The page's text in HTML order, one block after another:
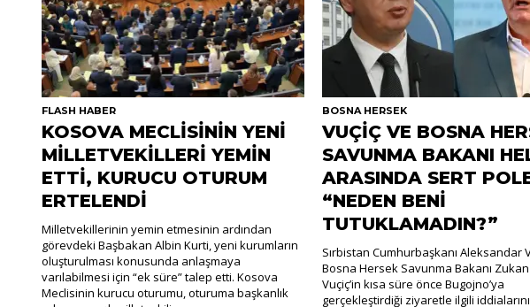
FLASH HABER
KOSOVA MECLİSİNİN YENİ
MİLLETVEKİLLERİ YEMİN
ETTİ, KURUCU OTURUM
ERTELENDİ
Milletvekillerinin yemin etmesinin ardından
görevdeki Başbakan Albin Kurti, yeni kurumların
oluşturulması konusunda anlaşmaya
varılabilmesi için “ek süre” talep etti. Kosova
Meclisinin kurucu oturumu, oturuma başkanlık
BOSNA HERSEK
VUÇİÇ VE BOSNA
SAVUNMA BAKANI
ARASINDA SERT
“NEDEN BENİ
TUTUKLAMADIN?”
Sırbistan Cumhurbaşkanı Aleksandar
Bosna Hersek Savunma Bakanı Zukan
Vuçiç’in kısa süre önce Bugojno’ya
gerçekleştirdiği ziyaretle ilgili iddialarını